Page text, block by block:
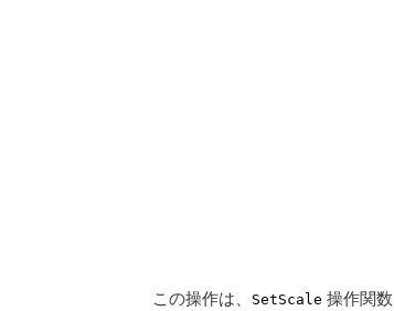
この操作は、 SetScale 操作関